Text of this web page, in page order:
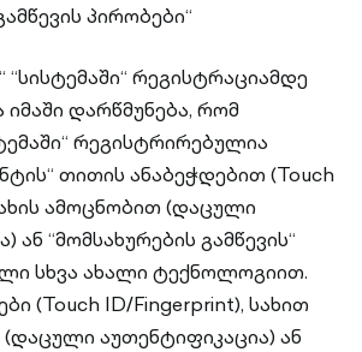
პირობები“
“სისტემაში“ რეგისტრაციამდე
დარწმუნება, რომ
რეგისტრირებულია
თითის ანაბეჭდებით (Touch
ამოცნობით (დაცული
ან “მომსახურების გამწევის“
სხვა ახალი ტექნოლოგიით.
(Touch ID/Fingerprint), სახით
აუთენტიფიკაცია) ან